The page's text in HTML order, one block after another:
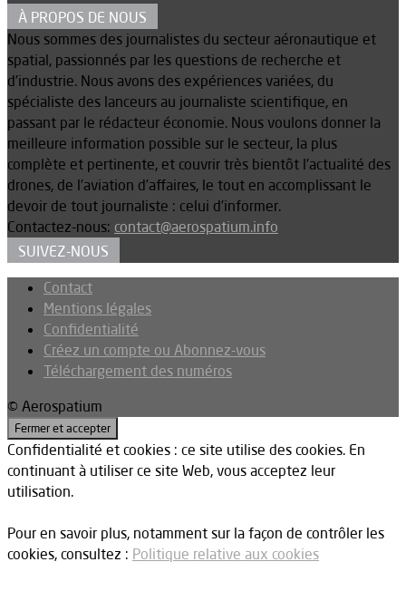
À PROPOS DE NOUS
Nous sommes des journalistes du secteur aéronautique et
spatial, passionnés par les questions de recherche et
d’industrie. Nous avons des expériences variées, du
spécialiste des lanceurs au journaliste scientifique, en
passant par le rédacteur économie. Nous voulons donner la
meilleure information possible sur le secteur, la plus
complète et pertinente, et couvrir très bientôt l’actualité des
drones, de l’aviation d’affaires, le tout en accomplissant le
devoir de tout journaliste : celui d’informer.
Contactez-nous: contact@aerospatium.info
SUIVEZ-NOUS
Contact
Mentions légales
Confidentialité
Créez un compte ou Abonnez-vous
Téléchargement des numéros
© Aerospatium
Confidentialité et cookies : ce site utilise des cookies. En
continuant à utiliser ce site Web, vous acceptez leur
utilisation.
Pour en savoir plus, notamment sur la façon de contrôler les
cookies, consultez : Politique relative aux cookies